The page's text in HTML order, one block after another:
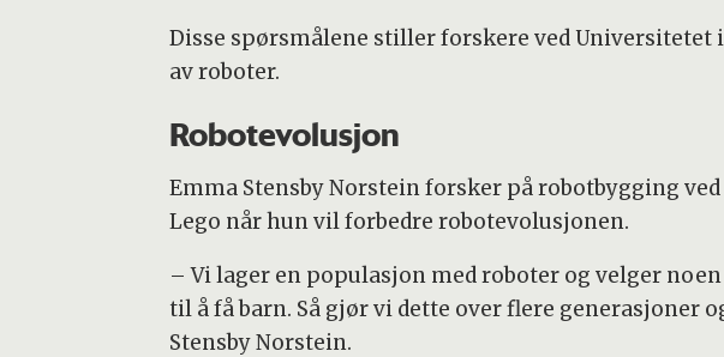
Disse spørsmålene stiller forskere ved Universitetet
av roboter.
Robotevolusjon
Emma Stensby Norstein forsker på robotbygging
Lego når hun vil forbedre robotevolusjonen.
– Vi lager en populasjon med roboter og velger
til å få barn. Så gjør vi dette over flere
Stensby Norstein.